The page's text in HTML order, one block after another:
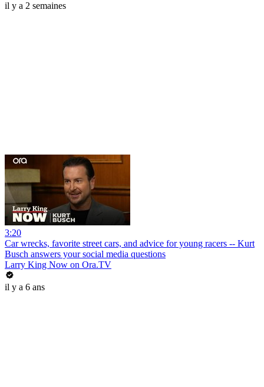
il y a 2 semaines
3:20
Car wrecks, favorite street cars, and advice for young racers -- Kurt
Busch answers your social media questions
Larry King Now on Ora.TV
il y a 6 ans